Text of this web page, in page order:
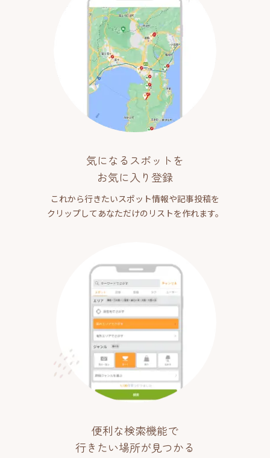
気になるスポットを
お気に入り登録
これから行きたいスポット情報や記事投稿を
クリップしてあなただけのリストを作れます。
便利な検索機能で
行きたい場所が見つかる